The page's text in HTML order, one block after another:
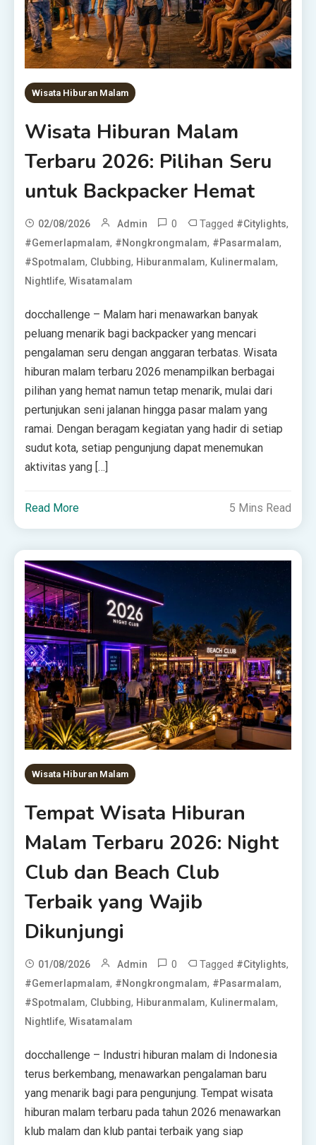
Wisata Hiburan Malam
Wisata Hiburan Malam
Terbaru 2026: Pilihan Seru
untuk Backpacker Hemat
02/08/2026 Admin 0 Tagged #citylights,
#gemerlapmalam, #nongkrongmalam, #pasarmalam,
#spotmalam, Clubbing, Hiburanmalam, Kulinermalam,
Nightlife,Wisatamalam
docchallenge – Malam hari menawarkan banyak
peluang menarik bagi backpacker yang mencari
pengalaman seru dengan anggaran terbatas. Wisata
hiburan malam terbaru 2026 menampilkan berbagai
pilihan yang hemat namun tetap menarik, mulai dari
pertunjukan seni jalanan hingga pasar malam yang
ramai. Dengan beragam kegiatan yang hadir di setiap
sudut kota, setiap pengunjung dapat menemukan
aktivitas yang […]
Read More 5 Mins Read
Wisata Hiburan Malam
Tempat Wisata Hiburan
Malam Terbaru 2026: Night
Club dan Beach Club
Terbaik yang Wajib
Dikunjungi
01/08/2026 Admin 0 Tagged #citylights,
#gemerlapmalam, #nongkrongmalam, #pasarmalam,
#spotmalam, Clubbing, Hiburanmalam, Kulinermalam,
Nightlife,Wisatamalam
docchallenge – Industri hiburan malam di Indonesia
terus berkembang, menawarkan pengalaman baru
yang menarik bagi para pengunjung. Tempat wisata
hiburan malam terbaru pada tahun 2026 menawarkan
klub malam dan klub pantai terbaik yang siap